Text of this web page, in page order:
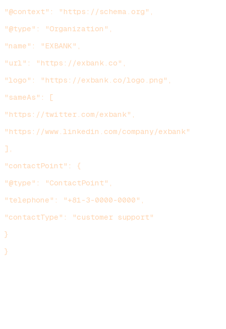
"@context": "https://schema.org",
"@type": "Organization",
"name": "EXBANK",
"url": "https://exbank.co",
"logo": "https://exbank.co/logo.png",
"sameAs": [
"https://twitter.com/exbank",
"https://www.linkedin.com/company/exbank"
],
"contactPoint": {
"@type": "ContactPoint",
"telephone": "+81-3-0000-0000",
"contactType": "customer support"
}
}